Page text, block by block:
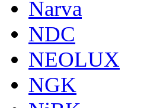
Narva
NDC
NEOLUX
NGK